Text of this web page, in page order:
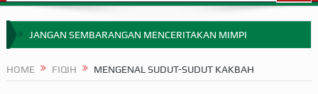
JANGAN SEMBARANGAN MENCERITAKAN MIMPI
HOME FIQIH MENGENAL SUDUT-SUDUT KAKBAH